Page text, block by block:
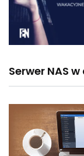
Serwer NAS